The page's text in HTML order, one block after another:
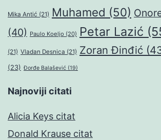
Mika Antić (21) Muhamed (50)
(40) Paulo Koeljo (20) Petar Lazić
(21) Vladan Desnica (21) Zoran Đinđić
(23) Đorđe Balašević (19)
Najnoviji citati
Alicia Keys citat
Donald Krause citat